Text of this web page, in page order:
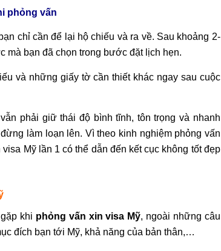
phỏng vấn
chỉ cần để lại hộ chiếu và ra về. Sau khoảng 2-
mà bạn đã chọn trong bước đặt lịch hẹn.
và những giấy tờ cần thiết khác ngay sau cuộc
phải giữ thái độ bình tĩnh, tôn trọng và nhanh
làm loạn lên. Vì theo kinh nghiệm phỏng vấn
Mỹ lần 1 có thể dẫn đến kết cục không tốt đẹp
khi phỏng vấn xin visa Mỹ, ngoài những câu
đích bạn tới Mỹ, khả năng của bản thân,…